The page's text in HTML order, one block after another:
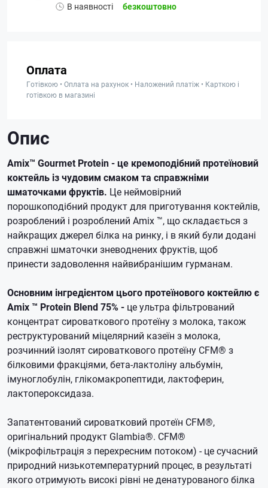
В наявності безкоштовно
Оплата
Готівкою • Оплата на рахунок • Наложений платіж • Карткою і
готівкою в магазині
Опис
Amix™ Gourmet Protein - це кремоподібний протеїновий
коктейль із чудовим смаком та справжніми
шматочками фруктів. Це неймовірний
порошкоподібний продукт для приготування коктейлів,
розроблений і розроблений Amix ™, що складається з
найкращих джерел білка на ринку, і в який були додані
справжні шматочки зневоднених фруктів, щоб
принести задоволення найвибранішим гурманам.
Основним інгредієнтом цього протеїнового коктейлю є
Amix ™ Protein Blend 75% - це ультра фільтрований
концентрат сироваткового протеїну з молока, також
реструктурований міцелярний казеїн з молока,
розчинний ізолят сироваткового протеїну CFM® з
білковими фракціями, бета-лактоліну альбумін,
імуноглобулін, глікомакропептиди, лактоферин,
лактопероксидаза.
Запатентований сироватковий протеїн CFM®,
оригінальний продукт Glambia®. CFM®
(мікрофільтрація з перехресним потоком) - це сучасний
природний низькотемпературний процес, в результаті
якого отримують високі рівні не денатурованого білка